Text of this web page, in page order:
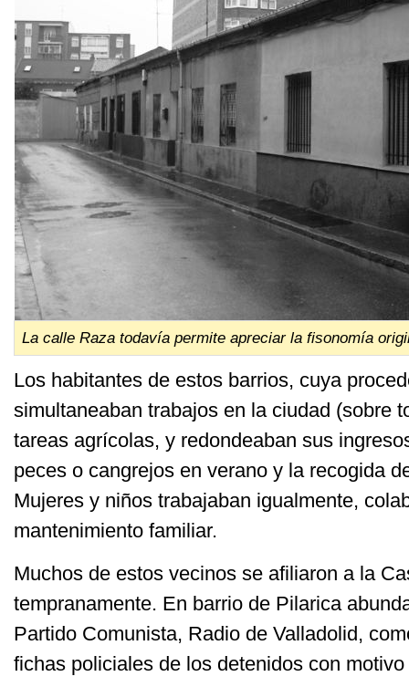
La calle Raza todavía permite apreciar la fisonomía
Los habitantes de estos barrios, cuya
simultaneaban trabajos en la ciudad (sobre
tareas agrícolas, y redondeaban sus
peces o cangrejos en verano y la recogida
Mujeres y niños trabajaban igualmente,
mantenimiento familiar.
Muchos de estos vecinos se afiliaron a la
tempranamente. En barrio de Pilarica
Partido Comunista, Radio de Valladolid,
fichas policiales de los detenidos con